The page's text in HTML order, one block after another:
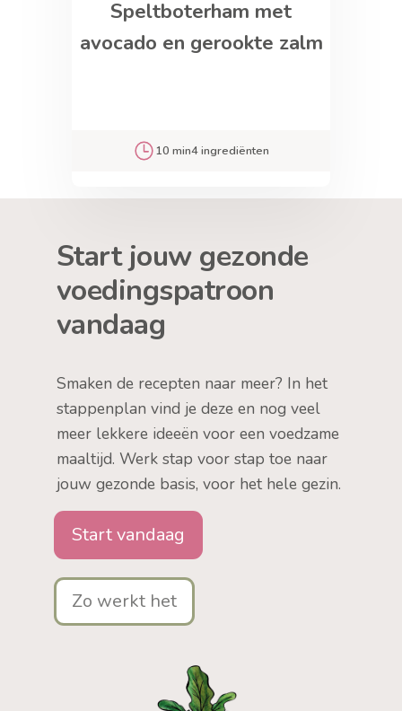
Speltboterham met
avocado en gerookte zalm
10 min4 ingrediënten
Start jouw gezonde
voedingspatroon
vandaag
Smaken de recepten naar meer? In het
stappenplan vind je deze en nog veel
meer lekkere ideeën voor een voedzame
maaltijd. Werk stap voor stap toe naar
jouw gezonde basis, voor het hele gezin.
Start vandaag
Zo werkt het